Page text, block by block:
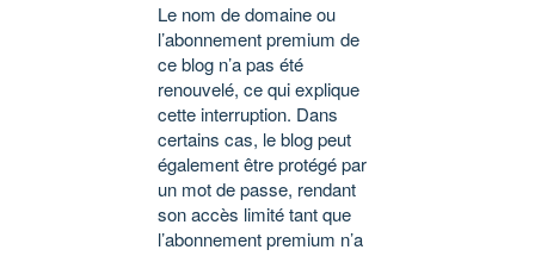
Le nom de domaine ou
l’abonnement premium de
ce blog n’a pas été
renouvelé, ce qui explique
cette interruption. Dans
certains cas, le blog peut
également être protégé par
un mot de passe, rendant
son accès limité tant que
l’abonnement premium n’a